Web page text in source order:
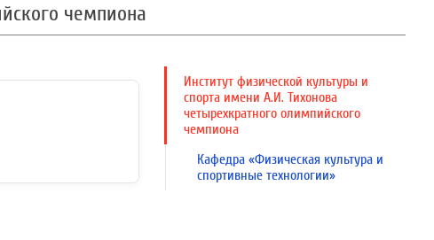
чемпиона
Институт физической культуры и
спорта имени А.И. Тихонова
четырехкратного олимпийского
чемпиона
Кафедра «Физическая культура и
спортивные технологии»